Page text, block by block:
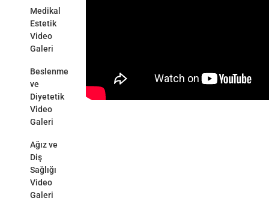
Medikal
Estetik
Video
Galeri
Beslenme
ve
Diyetetik
Video
Galeri
Ağız ve
Diş
Sağlığı
Video
Galeri